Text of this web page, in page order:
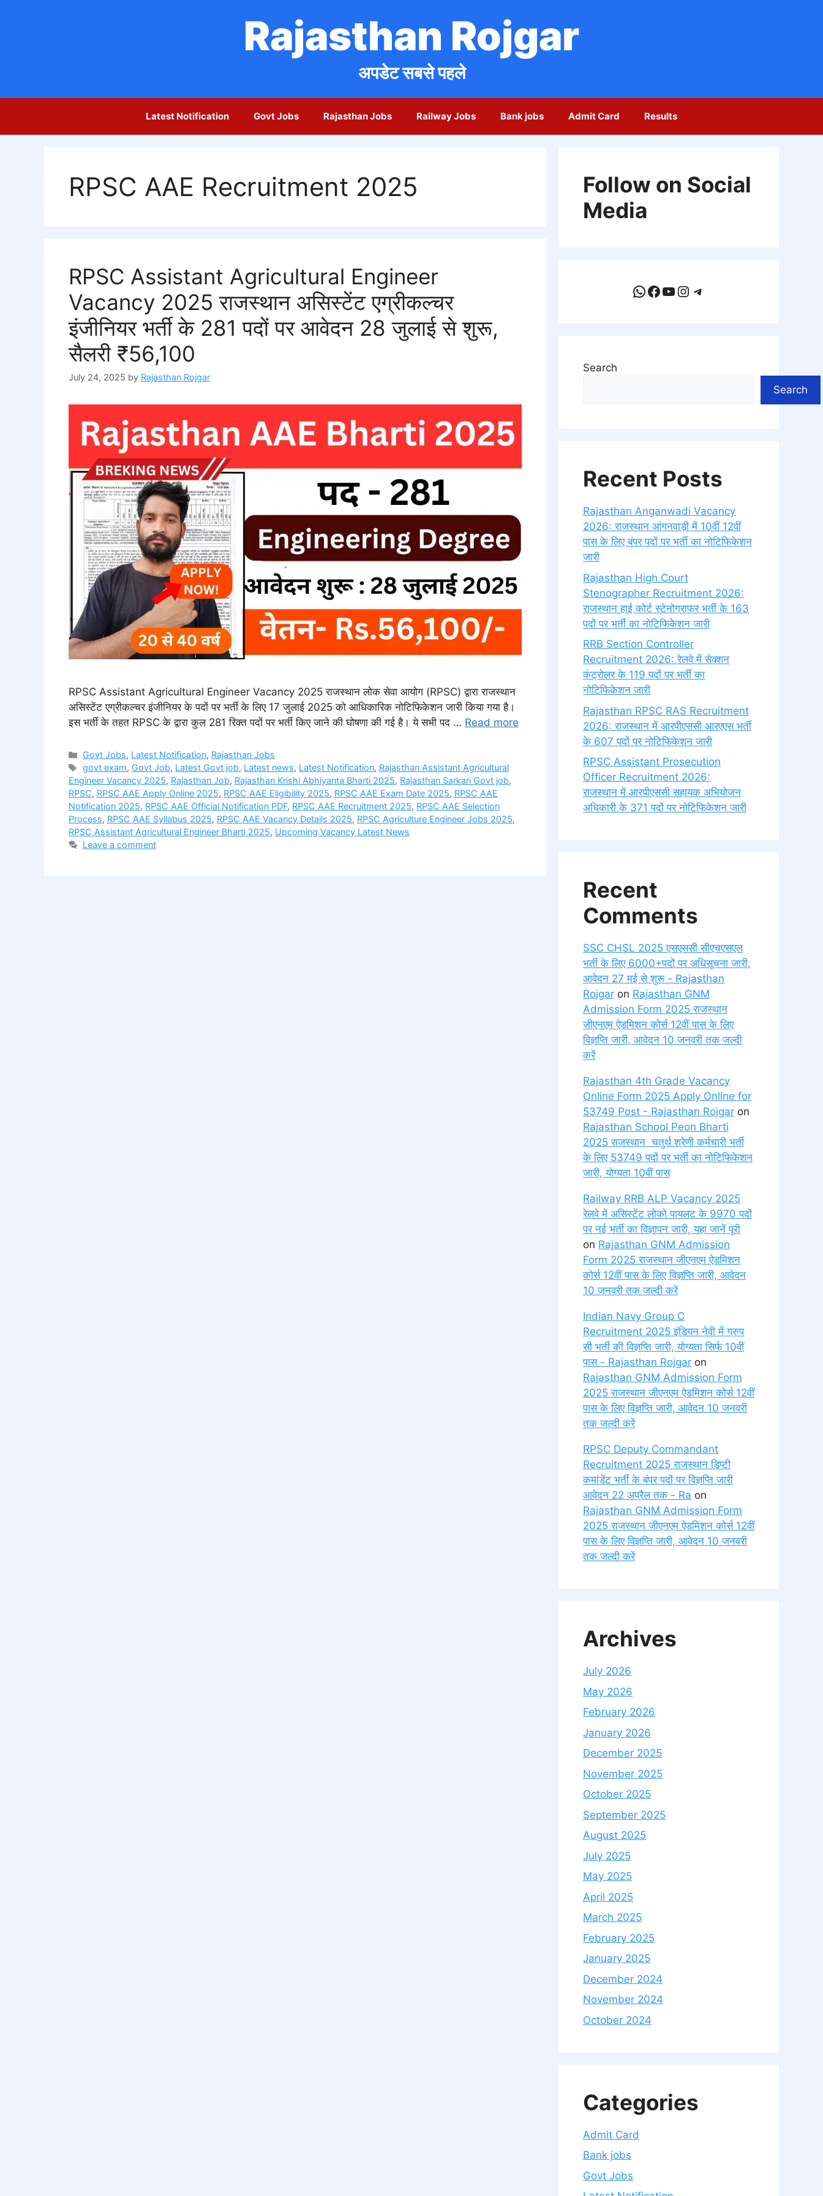
Rajasthan Rojgar
अपडेट सबसे पहले
Latest Notification Govt Jobs Rajasthan Jobs Railway Jobs Bank jobs Admit Card Results
RPSC AAE Recruitment 2025
RPSC Assistant Agricultural Engineer
Vacancy 2025 राजस्थान असिस्टेंट एग्रीकल्चर
इंजीनियर भर्ती के 281 पदों पर आवेदन 28 जुलाई से शुरू,
सैलरी ₹56,100
July 24, 2025 by Rajasthan Rojgar
RPSC Assistant Agricultural Engineer Vacancy 2025 राजस्थान लोक सेवा आयोग (RPSC) द्वारा राजस्थान
असिस्टेंट एग्रीकल्चर इंजीनियर के पदों पर भर्ती के लिए 17 जुलाई 2025 को आधिकारिक नोटिफिकेशन जारी किया गया है।
इस भर्ती के तहत RPSC के द्वारा कुल 281 रिक्त पदों पर भर्ती किए जाने की घोषणा की गई है। ये सभी पद … Read more
Categories
Govt Jobs, Latest Notification, Rajasthan Jobs
Tags
govt exam, Govt Job, Latest Govt job, Latest news, Latest Notification, Rajasthan Assistant Agricultural
Engineer Vacancy 2025, Rajasthan Job, Rajasthan Krishi Abhiyanta Bharti 2025, Rajasthan Sarkari Govt job,
RPSC, RPSC AAE Apply Online 2025, RPSC AAE Eligibility 2025, RPSC AAE Exam Date 2025, RPSC AAE
Notification 2025, RPSC AAE Official Notification PDF, RPSC AAE Recruitment 2025, RPSC AAE Selection
Process, RPSC AAE Syllabus 2025, RPSC AAE Vacancy Details 2025, RPSC Agriculture Engineer Jobs 2025,
RPSC Assistant Agricultural Engineer Bharti 2025, Upcoming Vacancy Latest News
Leave a comment
Follow on Social
Media
WhatsApp
Facebook
YouTube
Instagram
Telegram
Search
Search
Recent Posts
Rajasthan Anganwadi Vacancy
2026: राजस्थान आंगनवाड़ी में 10वीं 12वीं
पास के लिए बंपर पदों पर भर्ती का नोटिफिकेशन
जारी
Rajasthan High Court
Stenographer Recruitment 2026:
राजस्थान हाई कोर्ट स्टेनोग्राफर भर्ती के 163
पदों पर भर्ती का नोटिफिकेशन जारी
RRB Section Controller
Recruitment 2026: रेलवे में सेक्शन
कंट्रोलर के 119 पदों पर भर्ती का
नोटिफिकेशन जारी
Rajasthan RPSC RAS Recruitment
2026: राजस्थान में आरपीएससी आरएएस भर्ती
के 607 पदों पर नोटिफिकेशन जारी
RPSC Assistant Prosecution
Officer Recruitment 2026:
राजस्थान में आरपीएससी सहायक अभियोजन
अधिकारी के 371 पदों पर नोटिफिकेशन जारी
Recent
Comments
SSC CHSL 2025 एसएससी सीएचएसएल
भर्ती के लिए 6000+पदों पर अधिसूचना जारी,
आवेदन 27 मई से शुरू - Rajasthan
Rojgar on Rajasthan GNM
Admission Form 2025 राजस्थान
जीएनएम ऐडमिशन कोर्स 12वीं पास के लिए
विज्ञप्ति जारी, आवेदन 10 जनवरी तक जल्दी
करें
Rajasthan 4th Grade Vacancy
Online Form 2025 Apply Online for
53749 Post - Rajasthan Rojgar on
Rajasthan School Peon Bharti
2025 राजस्थान चतुर्थ श्रेणी कर्मचारी भर्ती
के लिए 53749 पदों पर भर्ती का नोटिफिकेशन
जारी, योग्यता 10वीं पास
Railway RRB ALP Vacancy 2025
रेलवे में असिस्टेंट लोको पायलट के 9970 पदों
पर नई भर्ती का विज्ञापन जारी, यहा जानें पूरी
on Rajasthan GNM Admission
Form 2025 राजस्थान जीएनएम ऐडमिशन
कोर्स 12वीं पास के लिए विज्ञप्ति जारी, आवेदन
10 जनवरी तक जल्दी करें
Indian Navy Group C
Recruitment 2025 इंडियन नेवी में ग्रुप
सी भर्ती की विज्ञप्ति जारी, योग्यता सिर्फ 10वीं
पास - Rajasthan Rojgar on
Rajasthan GNM Admission Form
2025 राजस्थान जीएनएम ऐडमिशन कोर्स 12वीं
पास के लिए विज्ञप्ति जारी, आवेदन 10 जनवरी
तक जल्दी करें
RPSC Deputy Commandant
Recruitment 2025 राजस्थान डिप्टी
कमांडेंट भर्ती के बंपर पदों पर विज्ञप्ति जारी
आवेदन 22 अप्रैल तक - Ra on
Rajasthan GNM Admission Form
2025 राजस्थान जीएनएम ऐडमिशन कोर्स 12वीं
पास के लिए विज्ञप्ति जारी, आवेदन 10 जनवरी
तक जल्दी करें
Archives
July 2026
May 2026
February 2026
January 2026
December 2025
November 2025
October 2025
September 2025
August 2025
July 2025
May 2025
April 2025
March 2025
February 2025
January 2025
December 2024
November 2024
October 2024
Categories
Admit Card
Bank jobs
Govt Jobs